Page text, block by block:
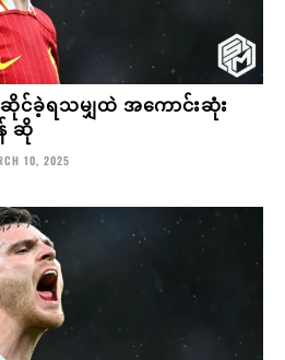
ခဲ့ရသမျှထဲ အကောင်းဆုံး
ဆို
10, 2025